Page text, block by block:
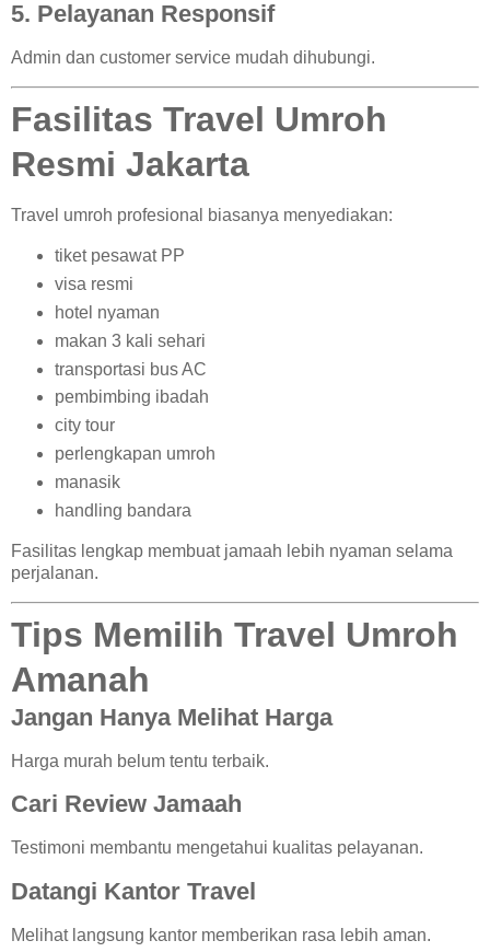
5. Pelayanan Responsif
Admin dan customer service mudah dihubungi.
Fasilitas Travel Umroh
Resmi Jakarta
Travel umroh profesional biasanya menyediakan:
tiket pesawat PP
visa resmi
hotel nyaman
makan 3 kali sehari
transportasi bus AC
pembimbing ibadah
city tour
perlengkapan umroh
manasik
handling bandara
Fasilitas lengkap membuat jamaah lebih nyaman selama
perjalanan.
Tips Memilih Travel Umroh
Amanah
Jangan Hanya Melihat Harga
Harga murah belum tentu terbaik.
Cari Review Jamaah
Testimoni membantu mengetahui kualitas pelayanan.
Datangi Kantor Travel
Melihat langsung kantor memberikan rasa lebih aman.